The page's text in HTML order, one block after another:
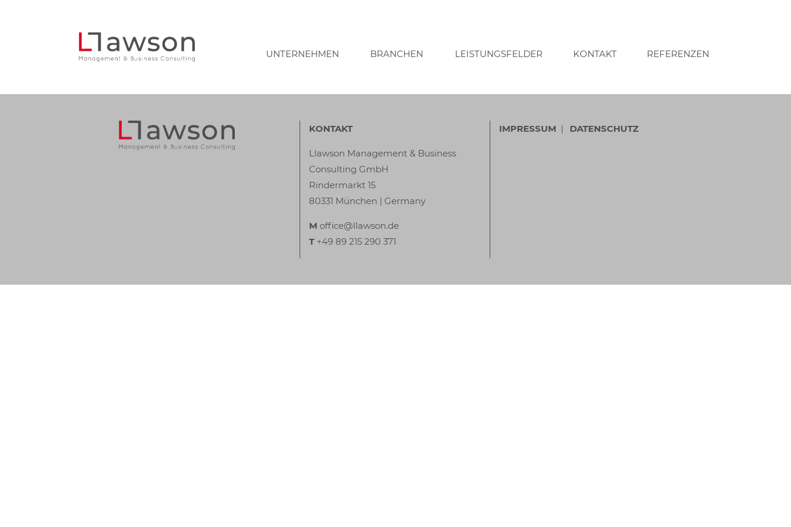
UNTERNEHMEN BRANCHEN LEISTUNGSFELDER KONTAKT REFERENZEN
KONTAKT
Llawson Management & Business
Consulting GmbH
Rindermarkt 15
80331 München | Germany
M office@llawson.de
T +49 89 215 290 371
IMPRESSUM DATENSCHUTZ